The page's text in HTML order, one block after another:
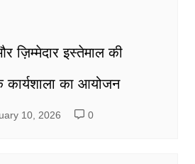
ज़िम्मेदार इस्तेमाल की
कार्यशाला का आयोजन
10, 2026 0